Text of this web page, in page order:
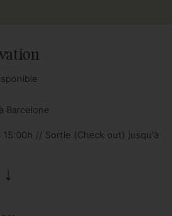
Barcelone
// Sortie (Check out) jusqu'à